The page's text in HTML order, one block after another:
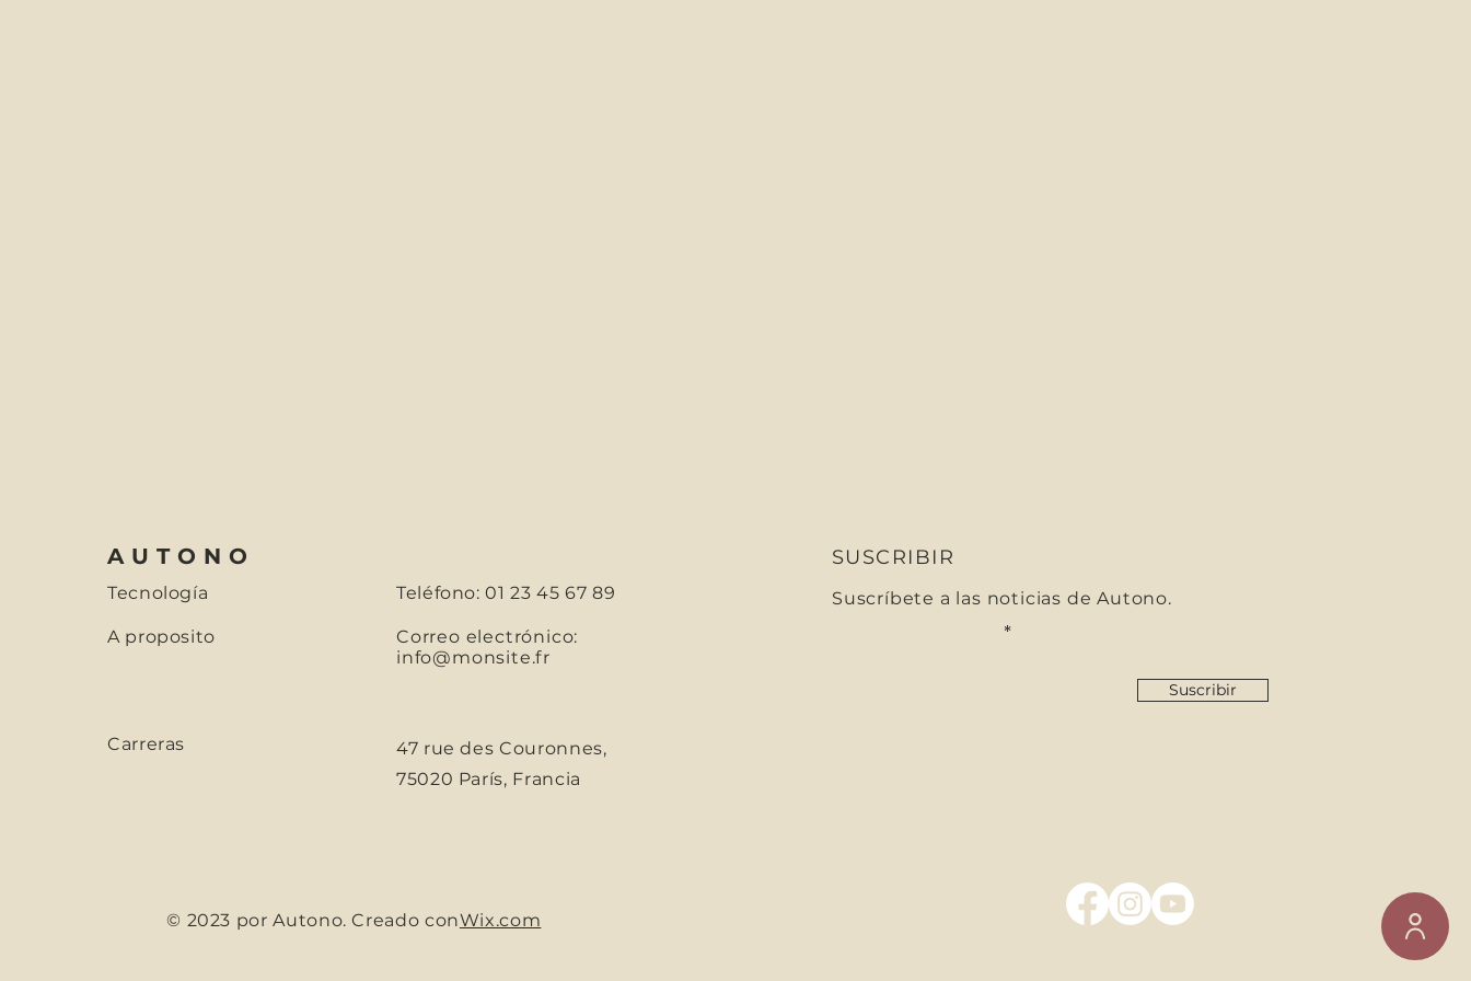
AUTONO
Tecnología
A proposito
Carreras
Teléfono: 01 23 45 67 89
Correo electrónico:
info@monsite.fr
47 rue des Couronnes,
75020 París, Francia
SUSCRIBIR
Suscríbete a las noticias de Autono.
Suscribir
© 2023 por Autono. Creado conWix.com